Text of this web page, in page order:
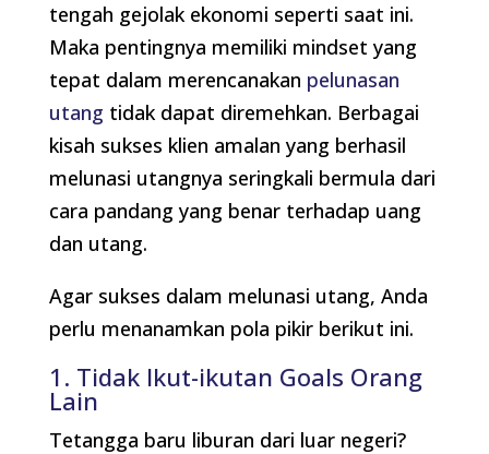
tengah gejolak ekonomi seperti saat ini.
Maka pentingnya memiliki mindset yang
tepat dalam merencanakan pelunasan
utang tidak dapat diremehkan. Berbagai
kisah sukses klien amalan yang berhasil
melunasi utangnya seringkali bermula dari
cara pandang yang benar terhadap uang
dan utang.
Agar sukses dalam melunasi utang, Anda
perlu menanamkan pola pikir berikut ini.
1. Tidak Ikut-ikutan Goals Orang
Lain
Tetangga baru liburan dari luar negeri?